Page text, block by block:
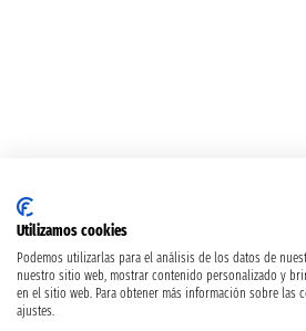
Utilizamos cookies
Podemos utilizarlas para el análisis de los datos de
nuestro sitio web, mostrar contenido personalizado y
en el sitio web. Para obtener más información sobre las
ajustes.